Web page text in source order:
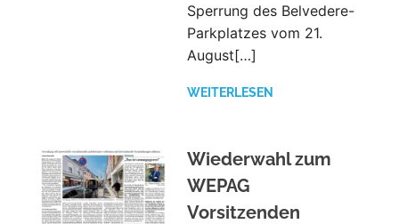
Sperrung des Belvedere-
Parkplatzes vom 21.
August[…]
WEITERLESEN
Wiederwahl zum
WEPAG
Vorsitzenden